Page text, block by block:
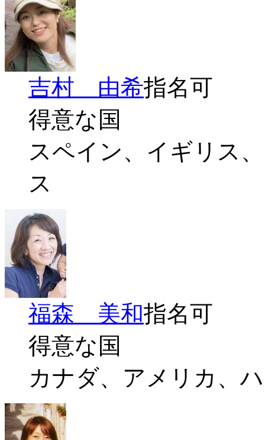
吉村 由希指名可
得意な国
スペイン、イギリス
ス
福森 美和指名可
得意な国
カナダ、アメリカ、